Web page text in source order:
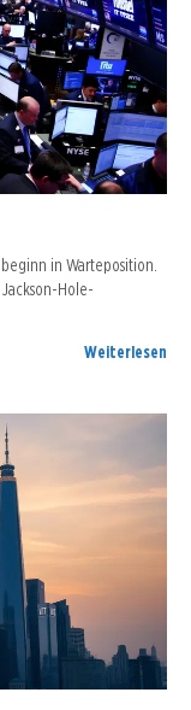
in Warteposition.
Hole-
Weiterlesen